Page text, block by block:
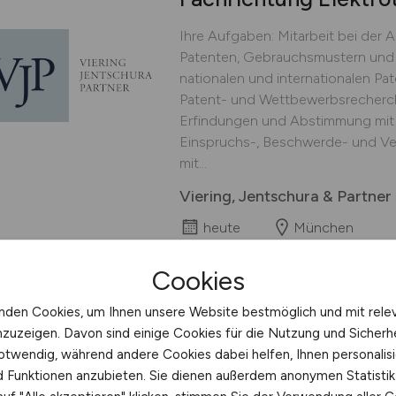
Ihre Aufgaben: Mitarbeit bei der
Patenten, Gebrauchsmustern
nationalen und internationalen
Patent- und
Erfindungen und Abstimmung
Einspruchs-, Beschwerde- und
mit...
Viering, Jentschura & Partner
heute München
Meister
Ihre Aufgaben: Führung der
Cookies
Cookies, um Ihnen unsere Website bestmöglich und mit
Davon sind einige Cookies für die Nutzung und
während andere Cookies dabei helfen, Ihnen
Funktionen anzubieten. Sie dienen außerdem anonymen